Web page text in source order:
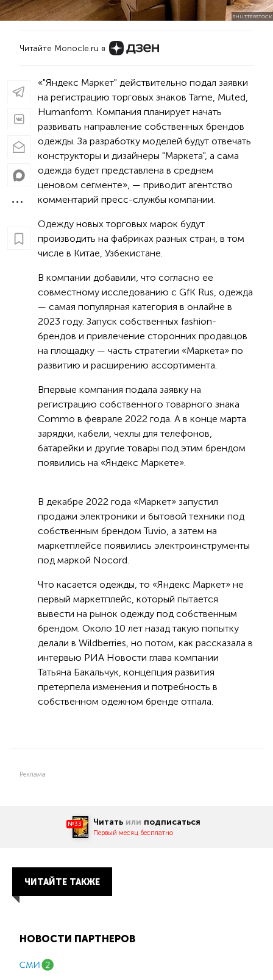
SHUTTERSTOCK
Читайте Monocle.ru в
«"Яндекс Маркет" действительно подал заявки
на регистрацию торговых знаков Tame, Muted,
Humanform. Компания планирует начать
развивать направление собственных брендов
одежды. За разработку моделей будут отвечать
конструкторы и дизайнеры "Маркета", а сама
одежда будет представлена в среднем
ценовом сегменте», — приводит агентство
комментарий пресс-службы компании.
Одежду новых торговых марок будут
производить на фабриках разных стран, в том
числе в Китае, Узбекистане.
В компании добавили, что согласно ее
совместному исследованию с GfK Rus, одежда
— самая популярная категория в онлайне в
2023 году. Запуск собственных fashion-
брендов и привлечение сторонних продавцов
на площадку — часть стратегии «Маркета» по
развитию и расширению ассортимента.
Впервые компания подала заявку на
регистрацию собственного товарного знака
Commo в феврале 2022 года. А в конце марта
зарядки, кабели, чехлы для телефонов,
батарейки и другие товары под этим брендом
появились на «Яндекс Маркете».
В декабре 2022 года «Маркет» запустил
продажи электроники и бытовой техники под
собственным брендом Tuvio, а затем на
маркетплейсе появились электроинструменты
под маркой Nocord.
Что касается одежды, то «Яндекс Маркет» не
первый маркетплейс, который пытается
вывести на рынок одежду под собственным
брендом. Около 10 лет назад такую попытку
делали в Wildberries, но потом, как рассказала в
интервью РИА Новости глава компании
Татьяна Бакальчук, концепция развития
претерпела изменения и потребность в
собственном одежном бренде отпала.
Реклама
№33 Читать или подписаться
Первый месяц бесплатно
ЧИТАЙТЕ ТАКЖЕ
НОВОСТИ ПАРТНЕРОВ